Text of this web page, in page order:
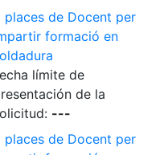
places de Docent per
formació en
límite de
de la
---
places de Docent per